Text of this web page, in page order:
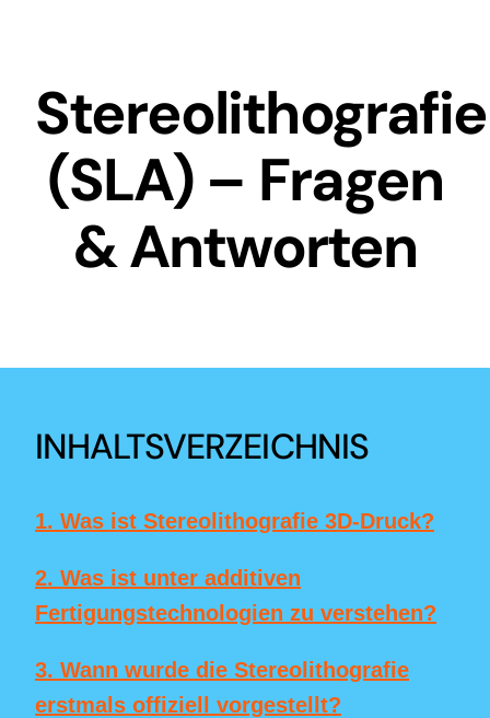
Stereolithografie
(SLA) – Fragen
& Antworten
INHALTSVERZEICHNIS
1. Was ist Stereolithografie 3D-Druck?
2. Was ist unter additiven
Fertigungstechnologien zu verstehen?
3. Wann wurde die Stereolithografie
erstmals offiziell vorgestellt?